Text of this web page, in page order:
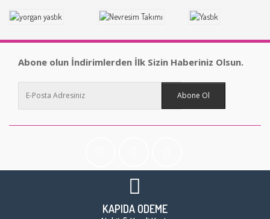
Abone olun İndirimlerden İlk Sizin Haberiniz Olsun.
Abone Ol
KAPIDA ÖDEME